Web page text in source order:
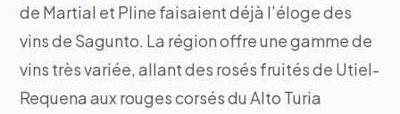
de Martial et Pline faisaient déjà l’éloge des
vins de Sagunto. La région offre une gamme de
vins très variée, allant des rosés fruités de Utiel-
Requena aux rouges corsés du Alto Turia